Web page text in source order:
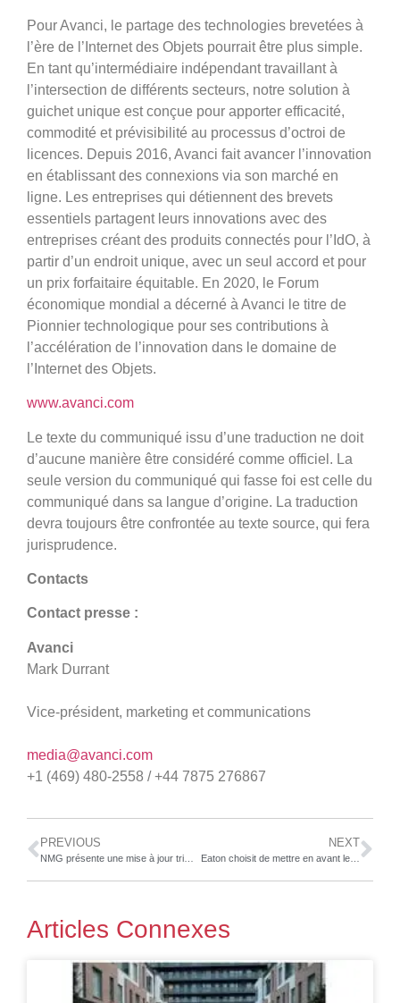
Pour Avanci, le partage des technologies brevetées à
l’ère de l’Internet des Objets pourrait être plus simple.
En tant qu’intermédiaire indépendant travaillant à
l’intersection de différents secteurs, notre solution à
guichet unique est conçue pour apporter efficacité,
commodité et prévisibilité au processus d’octroi de
licences. Depuis 2016, Avanci fait avancer l’innovation
en établissant des connexions via son marché en
ligne. Les entreprises qui détiennent des brevets
essentiels partagent leurs innovations avec des
entreprises créant des produits connectés pour l’IdO, à
partir d’un endroit unique, avec un seul accord et pour
un prix forfaitaire équitable. En 2020, le Forum
économique mondial a décerné à Avanci le titre de
Pionnier technologique pour ses contributions à
l’accélération de l’innovation dans le domaine de
l’Internet des Objets.
www.avanci.com
Le texte du communiqué issu d’une traduction ne doit
d’aucune manière être considéré comme officiel. La
seule version du communiqué qui fasse foi est celle du
communiqué dans sa langue d’origine. La traduction
devra toujours être confrontée au texte source, qui fera
jurisprudence.
Contacts
Contact presse :
Avanci
Mark Durrant
Vice-président, marketing et communications
media@avanci.com
+1 (469) 480-2558 / +44 7875 276867
PREVIOUS NEXT
Eaton choisit de mettre en avant les technologies de véhicules commerciaux durables au salon IAA Transportation
Articles Connexes